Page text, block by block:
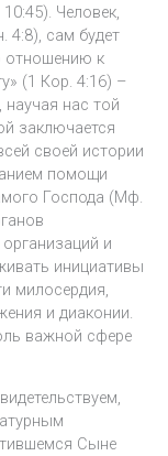
Человек,
4:8), сам будет
отношению к
(1 Кор. 4:16) –
нас той
заключается
своей истории
помощи
Господа (Мф.
и
инициативы
милосердия,
и диаконии.
важной сфере
Сыне